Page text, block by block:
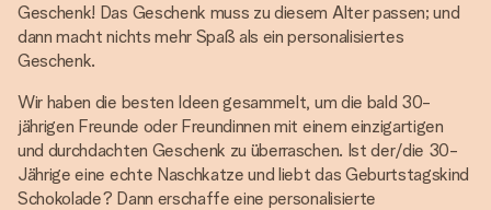
Geschenk! Das Geschenk muss zu diesem Alter passen; und
dann macht nichts mehr Spaß als ein personalisiertes
Geschenk.
Wir haben die besten Ideen gesammelt, um die bald 30-
jährigen Freunde oder Freundinnen mit einem einzigartigen
und durchdachten Geschenk zu überraschen. Ist der/die 30-
Jährige eine echte Naschkatze und liebt das Geburtstagskind
Schokolade? Dann erschaffe eine personalisierte